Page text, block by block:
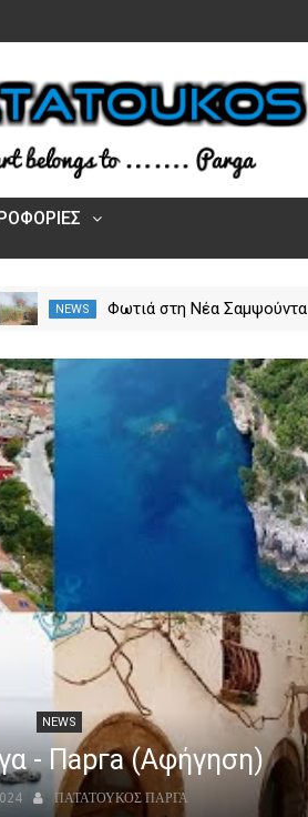
NEWS
Φωτιά στη Νέα Σαμψούντα
NEWS
- Парга (Αφήγηση)
ΠΑΤΑΤΟΥΚΟΣ ΠΑΡΓΑ